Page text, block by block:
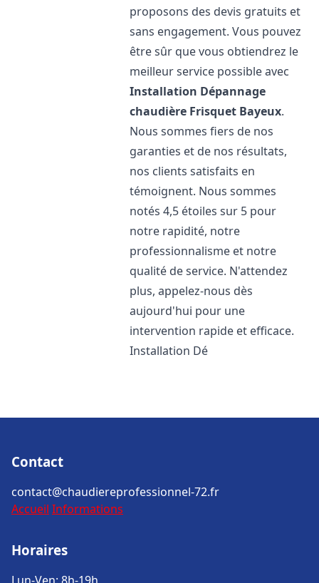
proposons des devis gratuits et
sans engagement. Vous pouvez
être sûr que vous obtiendrez le
meilleur service possible avec
Installation Dépannage
chaudière Frisquet Bayeux.
Nous sommes fiers de nos
garanties et de nos résultats,
nos clients satisfaits en
témoignent. Nous sommes
notés 4,5 étoiles sur 5 pour
notre rapidité, notre
professionnalisme et notre
qualité de service. N'attendez
plus, appelez-nous dès
aujourd'hui pour une
intervention rapide et efficace.
Installation Dé
Contact
contact@chaudiereprofessionnel-72.fr
Accueil Informations
Horaires